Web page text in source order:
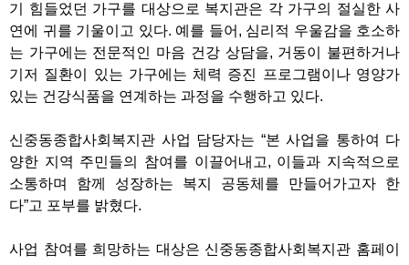
기 힘들었던 가구를 대상으로 복지관은 각 가구의 절실한 사
연에 귀를 기울이고 있다. 예를 들어, 심리적 우울감을 호소하
는 가구에는 전문적인 마음 건강 상담을, 거동이 불편하거나
기저 질환이 있는 가구에는 체력 증진 프로그램이나 영양가
있는 건강식품을 연계하는 과정을 수행하고 있다.
신중동종합사회복지관 사업 담당자는 “본 사업을 통하여 다
양한 지역 주민들의 참여를 이끌어내고, 이들과 지속적으로
소통하며 함께 성장하는 복지 공동체를 만들어가고자 한
다”고 포부를 밝혔다.
사업 참여를 희망하는 대상은 신중동종합사회복지관 홈페이